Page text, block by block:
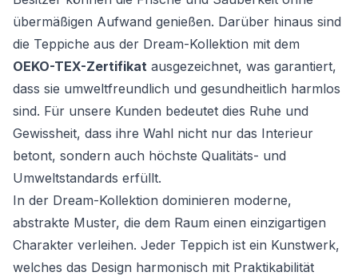
übermäßigen Aufwand genießen. Darüber hinaus sind
die Teppiche aus der Dream-Kollektion mit dem
OEKO-TEX-Zertifikat ausgezeichnet, was garantiert,
dass sie umweltfreundlich und gesundheitlich harmlos
sind. Für unsere Kunden bedeutet dies Ruhe und
Gewissheit, dass ihre Wahl nicht nur das Interieur
betont, sondern auch höchste Qualitäts- und
Umweltstandards erfüllt.
In der Dream-Kollektion dominieren moderne,
abstrakte Muster, die dem Raum einen einzigartigen
Charakter verleihen. Jeder Teppich ist ein Kunstwerk,
welches das Design harmonisch mit Praktikabilität